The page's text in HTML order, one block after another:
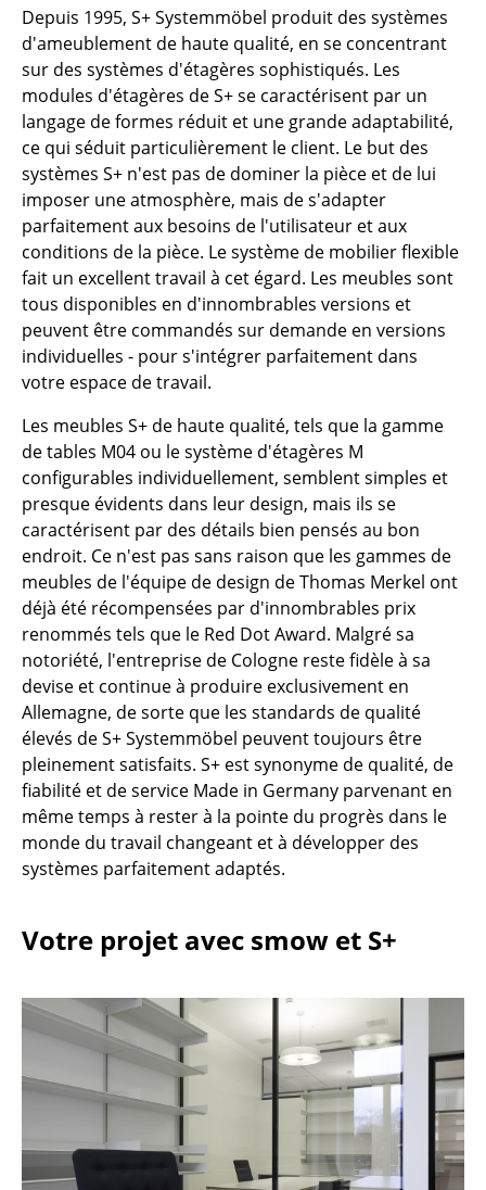
Fauteuils de direction
Pièces détachées
... voir tous les sièges
Tables
Tables de repas
Tables d’appoint
Tables basses
Bureaux & Secrétaires
Secrétaires & Tables PC
Tables de conférence et Pupitres
Tables hautes & Pupitres
Tables enfants
Table de jardin
Chariots & Dessertes
Pièces détachées
... voir toutes les tables
Rangements
Étagères & Armoires
Bibliothèques
Étagères murales
Meubles TV
Meubles de bar
Garde-robes
Petits rangements
Pièces détachées
Depuis 1995, S+ Systemmöbel produit des systèmes
d'ameublement de haute qualité, en se concentrant
sur des systèmes d'étagères sophistiqués. Les
modules d'étagères de S+ se caractérisent par un
langage de formes réduit et une grande adaptabilité,
ce qui séduit particulièrement le client. Le but des
systèmes S+ n'est pas de dominer la pièce et de lui
imposer une atmosphère, mais de s'adapter
parfaitement aux besoins de l'utilisateur et aux
conditions de la pièce. Le système de mobilier flexible
fait un excellent travail à cet égard. Les meubles sont
tous disponibles en d'innombrables versions et
peuvent être commandés sur demande en versions
individuelles - pour s'intégrer parfaitement dans
votre espace de travail.
Les meubles S+ de haute qualité, tels que la gamme
de tables M04 ou le système d'étagères M
configurables individuellement, semblent simples et
presque évidents dans leur design, mais ils se
caractérisent par des détails bien pensés au bon
endroit. Ce n'est pas sans raison que les gammes de
meubles de l'équipe de design de Thomas Merkel ont
déjà été récompensées par d'innombrables prix
renommés tels que le Red Dot Award. Malgré sa
notoriété, l'entreprise de Cologne reste fidèle à sa
devise et continue à produire exclusivement en
Allemagne, de sorte que les standards de qualité
élevés de S+ Systemmöbel peuvent toujours être
pleinement satisfaits. S+ est synonyme de qualité, de
fiabilité et de service Made in Germany parvenant en
même temps à rester à la pointe du progrès dans le
monde du travail changeant et à développer des
systèmes parfaitement adaptés.
Votre projet avec smow et S+